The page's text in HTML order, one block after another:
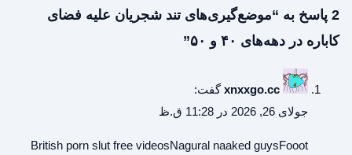
2 پاسخ به “موضع‌گیری‌های تند شجریان علیه فضای
کاباره در دهه‌های ۴۰ و ۵۰”
xnxxgo.cc گفت:
جولای 26, 2026 در 11:28 ق.ظ
British porn slut free videosNagural naaked guysFooot